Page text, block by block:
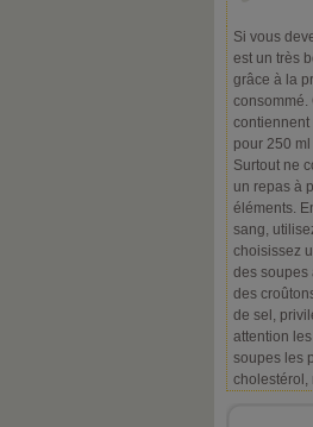
Si vous
est un très
grâce à la
consommé.
contiennent
pour 250
Surtout ne
un repas à
éléments.
sang,
choisissez
des soupes
des
de sel,
attention
soupes les
cholestérol,